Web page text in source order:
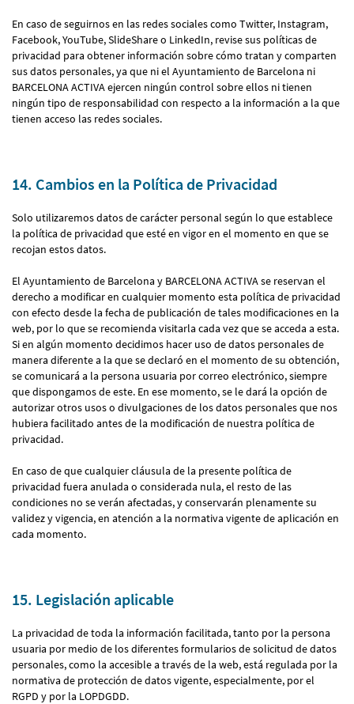
En caso de seguirnos en las redes sociales como Twitter, Instagram,
Facebook, YouTube, SlideShare o LinkedIn, revise sus políticas de
privacidad para obtener información sobre cómo tratan y comparten
sus datos personales, ya que ni el Ayuntamiento de Barcelona ni
BARCELONA ACTIVA ejercen ningún control sobre ellos ni tienen
ningún tipo de responsabilidad con respecto a la información a la que
tienen acceso las redes sociales.
14. Cambios en la Política de Privacidad
Solo utilizaremos datos de carácter personal según lo que establece
la política de privacidad que esté en vigor en el momento en que se
recojan estos datos.
El Ayuntamiento de Barcelona y BARCELONA ACTIVA se reservan el
derecho a modificar en cualquier momento esta política de privacidad
con efecto desde la fecha de publicación de tales modificaciones en la
web, por lo que se recomienda visitarla cada vez que se acceda a esta.
Si en algún momento decidimos hacer uso de datos personales de
manera diferente a la que se declaró en el momento de su obtención,
se comunicará a la persona usuaria por correo electrónico, siempre
que dispongamos de este. En ese momento, se le dará la opción de
autorizar otros usos o divulgaciones de los datos personales que nos
hubiera facilitado antes de la modificación de nuestra política de
privacidad.
En caso de que cualquier cláusula de la presente política de
privacidad fuera anulada o considerada nula, el resto de las
condiciones no se verán afectadas, y conservarán plenamente su
validez y vigencia, en atención a la normativa vigente de aplicación en
cada momento.
15. Legislación aplicable
La privacidad de toda la información facilitada, tanto por la persona
usuaria por medio de los diferentes formularios de solicitud de datos
personales, como la accesible a través de la web, está regulada por la
normativa de protección de datos vigente, especialmente, por el
RGPD y por la LOPDGDD.